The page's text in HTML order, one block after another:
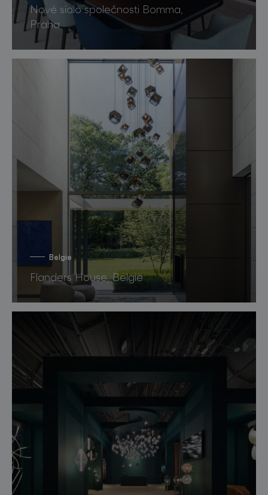
Nové sídlo společnosti Bomma,
Praha
Belgie
Flanders House, Belgie